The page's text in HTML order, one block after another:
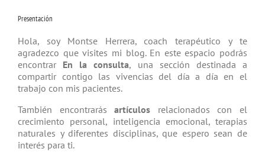
Presentación
Hola, soy Montse Herrera, coach tera­péutico y te
agradezco que visites mi blog. En este espacio podrás
encontrar En la consulta, una sección destinada a
compartir contigo las vivencias del día a día en el
trabajo con mis pacientes.
También encontrarásartículos relacio­nados con el
crecimiento personal, inteligencia emocional, terapias
natu­rales y diferentes disciplinas, que espero sean de
interés para ti.